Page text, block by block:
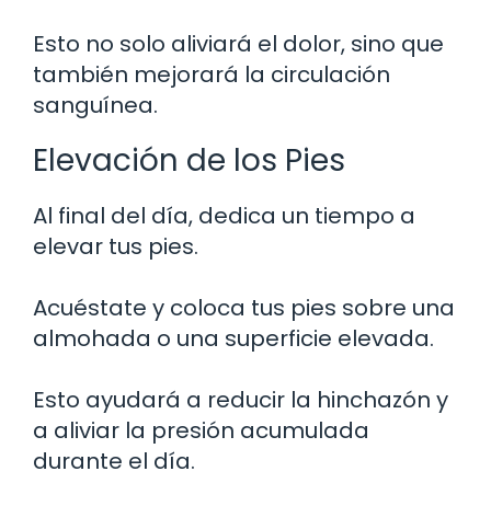
Esto no solo aliviará el dolor, sino que
también mejorará la circulación
sanguínea.
Elevación de los Pies
Al final del día, dedica un tiempo a
elevar tus pies.
Acuéstate y coloca tus pies sobre una
almohada o una superficie elevada.
Esto ayudará a reducir la hinchazón y
a aliviar la presión acumulada
durante el día.